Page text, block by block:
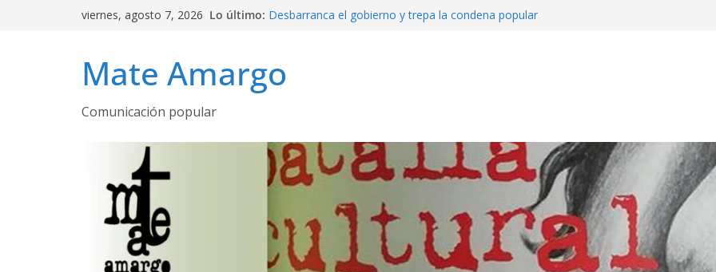
viernes, agosto 7, 2026 Lo último: Desbarranca el gobierno y trepa la condena popular
Mate amargo programa completo en la semana de la
Mate Amargo
Comunicación popular